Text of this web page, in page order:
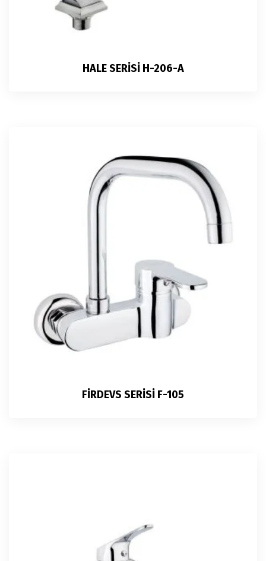
HALE SERİSİ H-206-A
FİRDEVS SERİSİ F-105